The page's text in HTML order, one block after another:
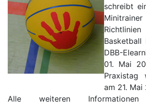
schreibt
Basketball
DBB-
01. Mai
Praxistag
am 21.
Alle weiteren